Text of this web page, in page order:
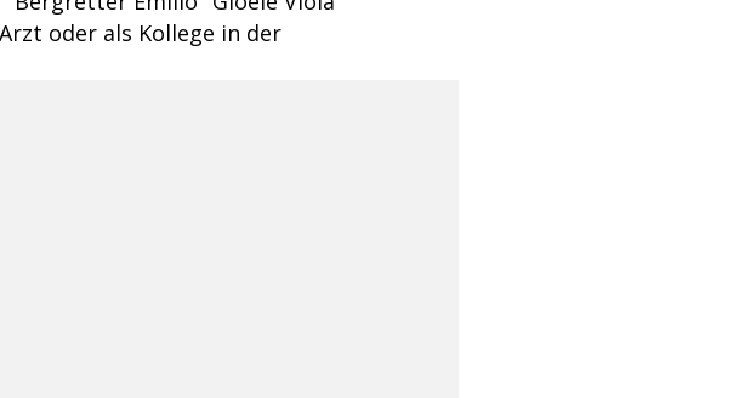
oder als Kollege in der